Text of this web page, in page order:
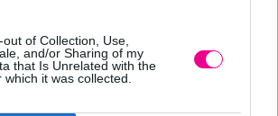
of Collection, Use,
and/or Sharing of my
that Is Unrelated with the
it was collected.
Protector spray για την δημιουργία
στην τρίχα πριν την χρήση θερμών